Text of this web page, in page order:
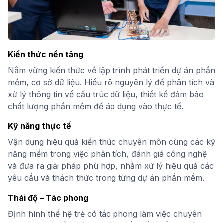
Kiến thức nền tảng
Nắm vững kiến thức về lập trình phát triển dự án phần
mềm, cơ sở dữ liệu. Hiểu rõ nguyên lý để phân tích và
xử lý thông tin về cấu trúc dữ liệu, thiết kế đảm bảo
chất lượng phần mềm để áp dụng vào thực tế.
Kỹ năng thực tế
Vận dụng hiệu quả kiến thức chuyên môn cùng các kỹ
năng mềm trong việc phân tích, đánh giá công nghệ
và đưa ra giải pháp phù hợp, nhằm xử lý hiệu quả các
yêu cầu và thách thức trong từng dự án phần mềm.
Thái độ – Tác phong
Định hình thế hệ trẻ có tác phong làm việc chuyên